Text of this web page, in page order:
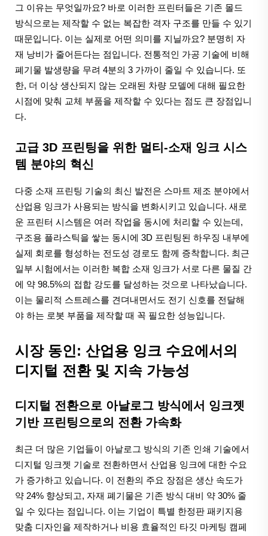
그 이유는 무엇일까요? 바로 이러한 프린터들은 기존 몰드
방식으로는 제작할 수 없는 복잡한 격자 구조를 만들 수 있기
때문입니다. 이는 실제로 어떤 의미를 지닐까요? 분명히 자
재 낭비가 줄어든다는 점입니다. 전통적인 가공 기술에 비해
폐기물 발생량을 무려 4분의 3 가까이 줄일 수 있습니다. 또
한, 더 이상 생산되지 않는 오래된 차량 모델에 대해 필요한
시점에 맞춰 교체 부품을 제작할 수 있다는 점도 큰 장점입니
다.
고급 3D 프린팅을 위한 멀티-소재 잉크 시스
템 분야의 혁신
다중 소재 프린팅 기술의 최신 발전은 스마트 제조 분야에서
산업용 잉크가 사용되는 방식을 변화시키고 있습니다. 새로
운 프린터 시스템은 여러 작업을 동시에 처리할 수 있는데,
구조용 플라스틱을 쌓는 동시에 3D 프린팅된 하우징 내부에
실제 회로를 형성하는 전도성 경로도 함께 증착합니다. 최근
일부 시험에서는 이러한 복합 소재 잉크가 서로 다른 물질 간
에 약 98.5%의 접합 강도를 달성하는 것으로 나타났습니다.
이는 물리적 스트레스를 견뎌내면서도 전기 신호를 전달해
야 하는 로봇 부품을 제작할 때 꼭 필요한 성능입니다.
시장 동인: 산업용 잉크 수요에서의
디지털 전환 및 지속 가능성
디지털 전환으로 아날로그 방식에서 잉크젯
기반 프린팅으로의 전환 가속화
최근 더 많은 기업들이 아날로그 방식의 기존 인쇄 기술에서
디지털 잉크젯 기술로 전환하면서 산업용 잉크에 대한 수요
가 증가하고 있습니다. 이 전환의 주요 장점은 생산 속도가
약 24% 향상되고, 자재 폐기물은 기존 방식 대비 약 30% 줄
일 수 있다는 점입니다. 이는 기업이 특별 한정판 패키지용
맞춤 디자인을 제작하거나 비용 효율적인 타깃 마케팅 캠페